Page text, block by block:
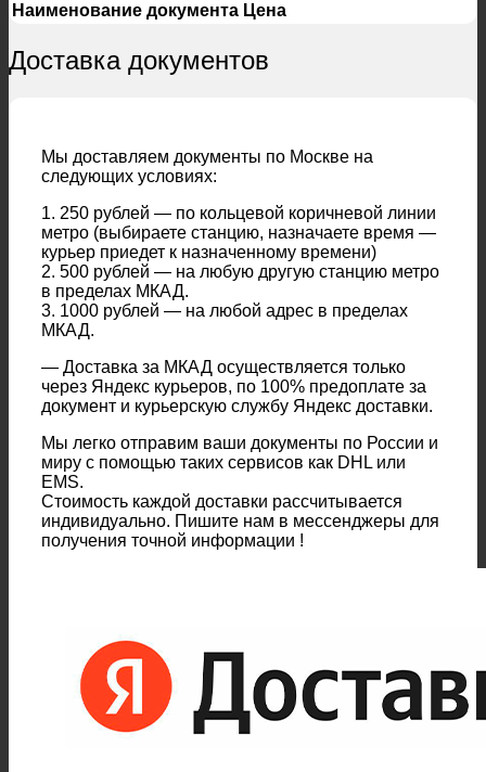
Наименование документа Цена
Доставка документов
Мы доставляем документы по Москве на
следующих условиях:
1. 250 рублей — по кольцевой коричневой линии
метро (выбираете станцию, назначаете время —
курьер приедет к назначенному времени)
2. 500 рублей — на любую другую станцию метро
в пределах МКАД.
3. 1000 рублей — на любой адрес в пределах
МКАД.
— Доставка за МКАД осуществляется только
через Яндекс курьеров, по 100% предоплате за
документ и курьерскую службу Яндекс доставки.
Мы легко отправим ваши документы по России и
миру с помощью таких сервисов как DHL или
EMS.
Стоимость каждой доставки рассчитывается
индивидуально. Пишите нам в мессенджеры для
получения точной информации !